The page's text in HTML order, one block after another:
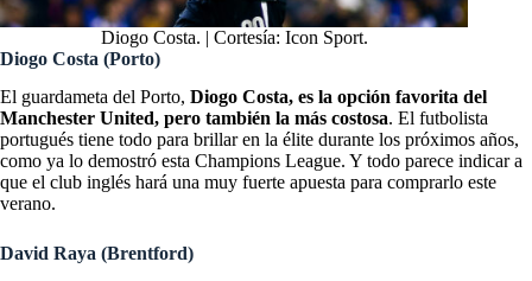
Diogo Costa. | Cortesía: Icon Sport.
Diogo Costa (Porto)
El guardameta del Porto, Diogo Costa, es la opción favorita del
Manchester United, pero también la más costosa. El futbolista
portugués tiene todo para brillar en la élite durante los próximos años,
como ya lo demostró esta Champions League. Y todo parece indicar a
que el club inglés hará una muy fuerte apuesta para comprarlo este
verano.
David Raya (Brentford)